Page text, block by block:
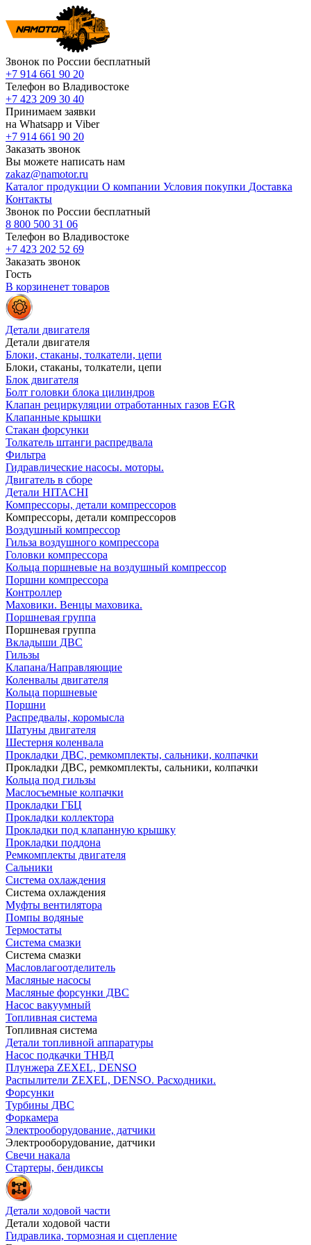
Звонок по России бесплатный
+7 914 661 90 20
Телефон во Владивостоке
+7 423 209 30 40
Принимаем заявки
на Whatsapp и Viber
+7 914 661 90 20
Заказать звонок
Вы можете написать нам
zakaz@namotor.ru
Каталог продукции О компании Условия покупки Доставка
Контакты
Звонок по России бесплатный
8 800 500 31 06
Телефон во Владивостоке
+7 423 202 52 69
Заказать звонок
Гость
В корзиненет товаров
Детали двигателя
Детали двигателя
Блоки, стаканы, толкатели, цепи
Блоки, стаканы, толкатели, цепи
Блок двигателя
Болт головки блока цилиндров
Клапан рециркуляции отработанных газов EGR
Клапанные крышки
Стакан форсунки
Толкатель штанги распредвала
Фильтра
Гидравлические насосы. моторы.
Двигатель в сборе
Детали HITACHI
Компрессоры, детали компрессоров
Компрессоры, детали компрессоров
Воздушный компрессор
Гильза воздушного компрессора
Головки компрессора
Кольца поршневые на воздушный компрессор
Поршни компрессора
Контроллер
Маховики. Венцы маховика.
Поршневая группа
Поршневая группа
Вкладыши ДВС
Гильзы
Клапана/Направляющие
Коленвалы двигателя
Кольца поршневые
Поршни
Распредвалы, коромысла
Шатуны двигателя
Шестерня коленвала
Прокладки ДВС, ремкомплекты, сальники, колпачки
Прокладки ДВС, ремкомплекты, сальники, колпачки
Кольца под гильзы
Маслосъемные колпачки
Прокладки ГБЦ
Прокладки коллектора
Прокладки под клапанную крышку
Прокладки поддона
Ремкомплекты двигателя
Сальники
Система охлаждения
Система охлаждения
Муфты вентилятора
Помпы водяные
Термостаты
Система смазки
Система смазки
Масловлагоотделитель
Масляные насосы
Масляные форсунки ДВС
Насос вакуумный
Топливная система
Топливная система
Детали топливной аппаратуры
Насос подкачки ТНВД
Плунжера ZEXEL, DENSO
Распылители ZEXEL, DENSO. Расходники.
Форсунки
Турбины ДВС
Форкамера
Электрооборудование, датчики
Электрооборудование, датчики
Свечи накала
Стартеры, бендиксы
Детали ходовой части
Детали ходовой части
Гидравлика, тормозная и сцепление